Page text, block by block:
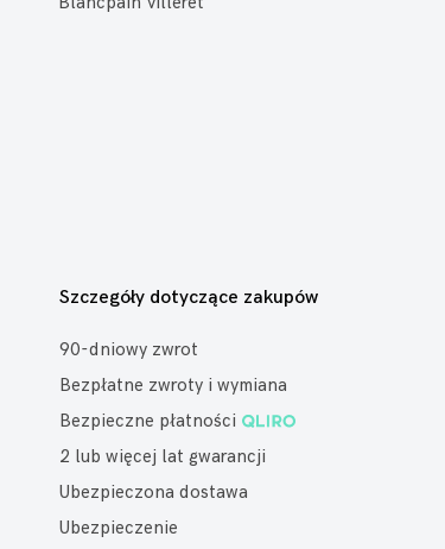
Szczegóły dotyczące zakupów
90-dniowy zwrot
Bezpłatne zwroty i wymiana
Bezpieczne płatności
2 lub więcej lat gwarancji
Ubezpieczona dostawa
Ubezpieczenie